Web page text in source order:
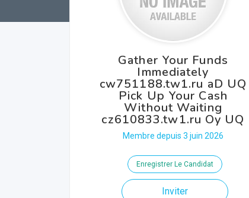
Gather Your Funds
Immediately
cw751188.tw1.ru aD UQ
Pick Up Your Cash
Without Waiting
cz610833.tw1.ru Oy UQ
Membre depuis 3 juin 2026
Enregistrer Le Candidat
Inviter